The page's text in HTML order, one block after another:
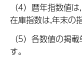
（4）暦年指数値
在庫指数は,年末の
（5）各数値の掲
す。